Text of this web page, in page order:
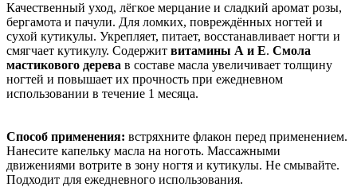
Качественный уход, лёгкое мерцание и сладкий аромат розы,
бергамота и пачули. Для ломких, повреждённых ногтей и
сухой кутикулы. Укрепляет, питает, восстанавливает ногти и
смягчает кутикулу. Содержит витамины А и Е. Смола
мастикового дерева в составе масла увеличивает толщину
ногтей и повышает их прочность при ежедневном
использовании в течение 1 месяца.
Способ применения: встряхните флакон перед применением.
Нанесите капельку масла на ноготь. Массажными
движениями вотрите в зону ногтя и кутикулы. Не смывайте.
Подходит для ежедневного использования.